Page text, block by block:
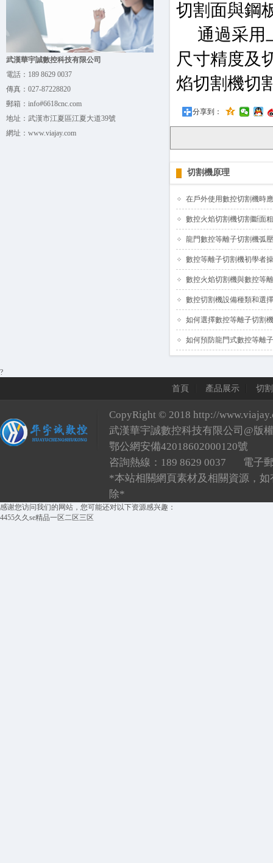
武漢華宇誠數控科技有限公司
電話： 189 8629 0037
傳真： 027-87228820
郵箱： info#6618cnc.com
地址： 武漢市江夏區江夏大道39號
網址： www.viajay.com
切割面與鋼
通過采用
尺寸精度及
焰切割機切
分享到：
切割機原理
在戶外使用數控切割機時
數控火焰切割機切割斷面
龍門數控等離子切割機弧
數控等離子切割機初學者
數控火焰切割機與數控等
數控切割機設備種類和選擇
如何選擇數控等離子切割
如何預防龍門式數控等離
?
首頁 產品展示 切
CopyRight © 2018 http://
武漢華宇誠數控科技有限公司@版
鄂公網安備42018602000120號
咨詢熱線：189 8629 0037 電子
*本站相關網頁素材及相關資源，
除*
感谢您访问我们的网站，您可能还对以下资源感兴趣：
4455久久se精品一区二区三区